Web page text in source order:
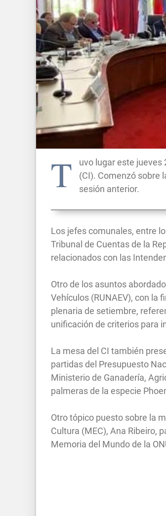
T
uvo lugar este jueves
(CI). Comenzó sobre
sesión anterior.
Los jefes comunales, entre
Tribunal de Cuentas de la
relacionados con las
Otro de los asuntos
Vehículos (RUNAEV), con la
plenaria de setiembre,
unificación de criterios para
La mesa del CI también
partidas del Presupuesto
Ministerio de Ganadería,
palmeras de la especie
Otro tópico puesto sobre la
Cultura (MEC), Ana Ribeiro,
Memoria del Mundo de la